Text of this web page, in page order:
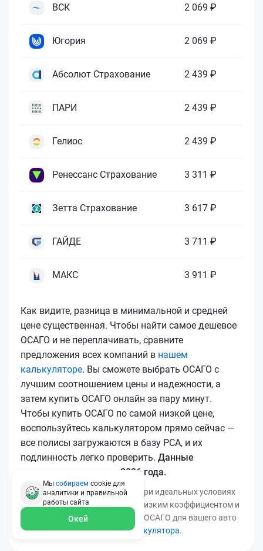
ВСК 2 069 ₽
Югория 2 069 ₽
Абсолют Страхование 2 439 ₽
ПАРИ 2 439 ₽
Гелиос 2 439 ₽
Ренессанс Страхование 3 311 ₽
Зетта Страхование 3 617 ₽
ГАЙДЕ 3 711 ₽
МАКС 3 911 ₽
Как видите, разница в минимальной и средней
цене существенная. Чтобы найти самое дешевое
ОСАГО и не переплачивать, сравните
предложения всех компаний в нашем
калькуляторе. Вы сможете выбрать ОСАГО с
лучшим соотношением цены и надежности, а
затем купить ОСАГО онлайн за пару минут.
Чтобы купить ОСАГО по самой низкой цене,
воспользуйтесь калькулятором прямо сейчас —
все полисы загружаются в базу РСА, и их
подлинность легко проверить. Данные
актуальны для марта 2026 года.
*Минимальная цена получена при идеальных условиях
(безаварийный стаж, регион с низким коэффициентом и
т.д.). Узнать точную стоимость ОСАГО для вашего авто
можно с помощьюнашего калькулятора.
Мы собираем cookie для
аналитики и правильной
работы сайта
Окей